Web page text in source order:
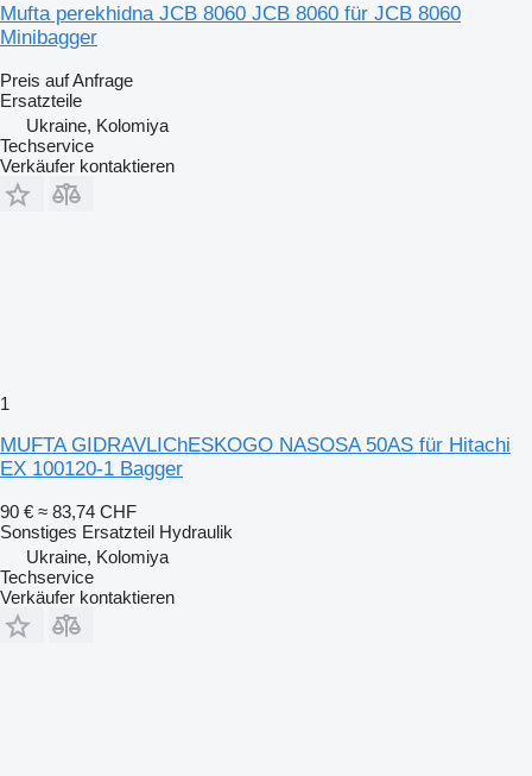
Mufta perekhidna JCB 8060 JCB 8060 für JCB 8060
Minibagger
Preis auf Anfrage
Ersatzteile
Ukraine, Kolomiya
Techservice
Verkäufer kontaktieren
1
MUFTA GIDRAVLIChESKOGO NASOSA 50AS für Hitachi
EX 100120-1 Bagger
90 € ≈ 83,74 CHF
Sonstiges Ersatzteil Hydraulik
Ukraine, Kolomiya
Techservice
Verkäufer kontaktieren